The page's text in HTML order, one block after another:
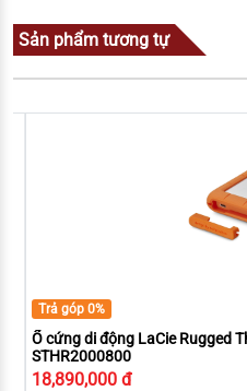
Sản phẩm tương tự
Trả góp 0%
Ổ cứng di động LaCie Rugged
STHR2000800
18,890,000 đ